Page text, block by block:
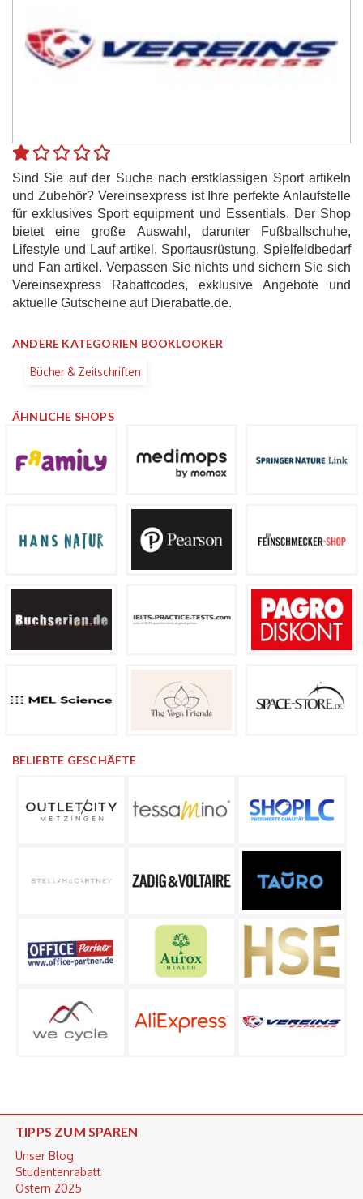
Sind Sie auf der Suche nach erstklassigen Sport artikeln
und Zubehör? Vereinsexpress ist Ihre perfekte Anlaufstelle
für exklusives Sport equipment und Essentials. Der Shop
bietet eine große Auswahl, darunter Fußballschuhe,
Lifestyle und Lauf artikel, Sportausrüstung, Spielfeldbedarf
und Fan artikel. Verpassen Sie nichts und sichern Sie sich
Vereinsexpress Rabattcodes, exklusive Angebote und
aktuelle Gutscheine auf Dierabatte.de.
ANDERE KATEGORIEN BOOKLOOKER
Bücher & Zeitschriften
ÄHNLICHE SHOPS
BELIEBTE GESCHÄFTE
TIPPS ZUM SPAREN
Unser Blog
Studentenrabatt
Ostern 2025